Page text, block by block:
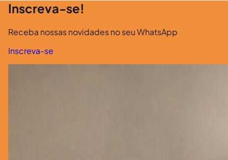
Inscreva-se!
Receba nossas novidades no seu WhatsApp
Inscreva-se